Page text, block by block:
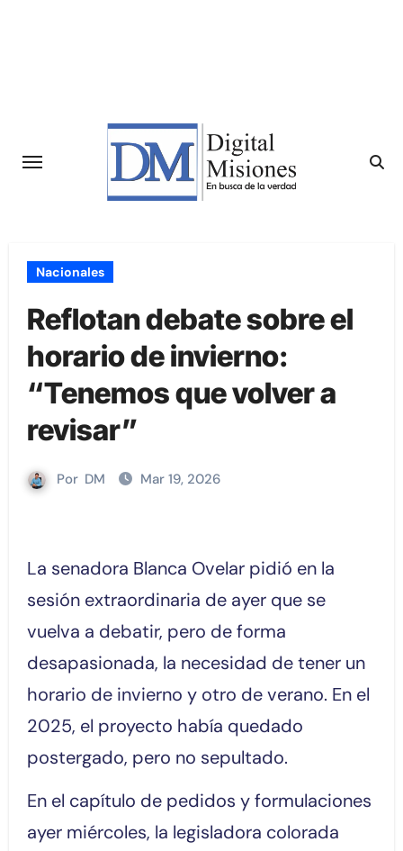
Nacionales
Reflotan debate sobre el
horario de invierno:
“Tenemos que volver a
revisar”
Por DM Mar 19, 2026
La senadora Blanca Ovelar pidió en la
sesión extraordinaria de ayer que se
vuelva a debatir, pero de forma
desapasionada, la necesidad de tener un
horario de invierno y otro de verano. En el
2025, el proyecto había quedado
postergado, pero no sepultado.
En el capítulo de pedidos y formulaciones
ayer miércoles, la legisladora colorada